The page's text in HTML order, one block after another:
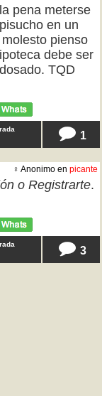
pena meterse
en un
pienso
debe ser
TQD
1
♀ Anonimo en picante
o Registrarte.
3